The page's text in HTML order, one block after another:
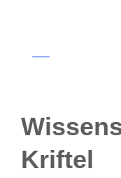
Kriftel